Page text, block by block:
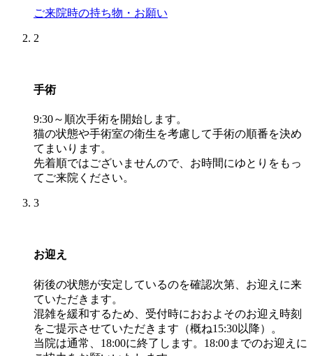
ご来院時の持ち物・お願い
2
手術
9:30～順次手術を開始します。
猫の状態や手術室の衛生を考慮して手術の順番を決め
てまいります。
先着順ではございませんので、お時間にゆとりをもっ
てご来院ください。
3
お迎え
術後の状態が安定しているのを確認次第、お迎えに来
ていただきます。
混雑を緩和するため、受付時におおよそのお迎え時刻
をご提示させていただきます（概ね15:30以降）。
当院は通常、 18:00に終了します。18:00までのお迎えに